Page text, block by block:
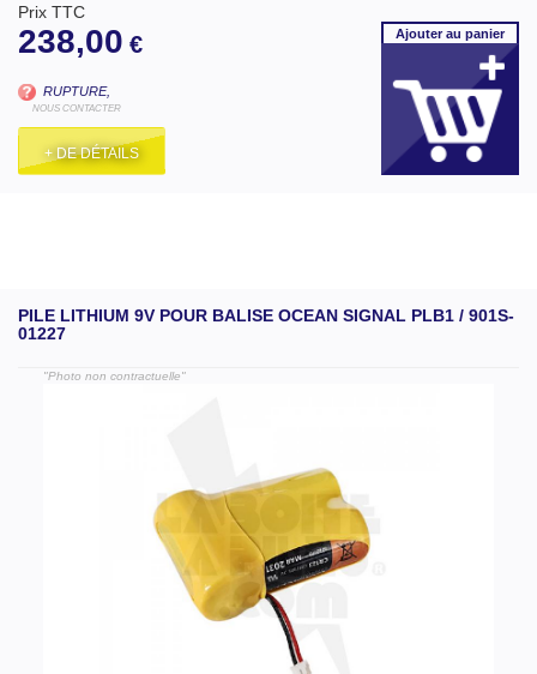
Prix TTC
238,00 €
RUPTURE,
NOUS CONTACTER
+ DE DÉTAILS
Ajouterau panier
PILE LITHIUM 9V POUR BALISE OCEAN SIGNAL PLB1 / 901S-
01227
"Photo non contractuelle"